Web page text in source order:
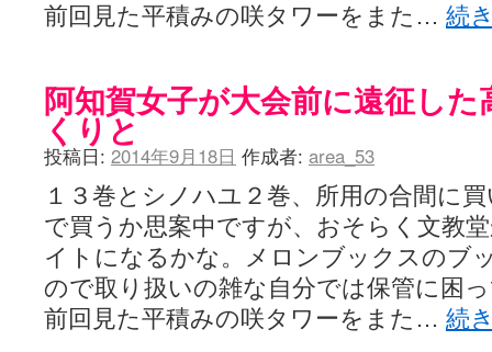
前回見た平積みの咲タワーをまた… 続
阿知賀女子が大会前に遠征し
くりと
投稿日: 2014年9月18日 作成者: area_53
１３巻とシノハユ２巻、所用の合間に
で買うか思案中ですが、おそらく文教
イトになるかな。メロンブックスのブ
ので取り扱いの雑な自分では保管に困
前回見た平積みの咲タワーをまた… 続